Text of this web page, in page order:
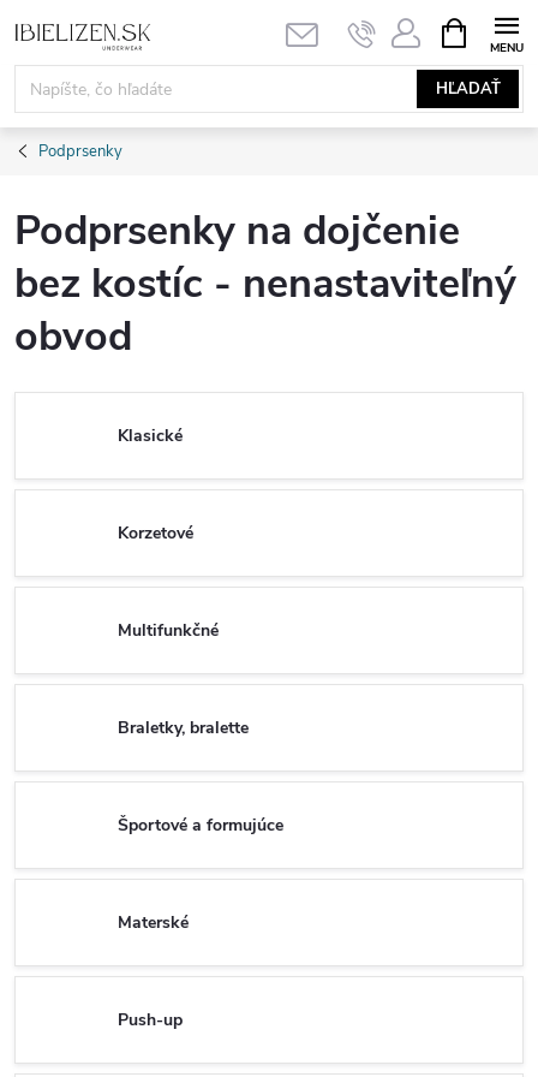
na
obsah
HĽADAŤ
KOŠÍK
Podprsenky
Podprsenky na dojčenie
bez kostíc - nenastaviteľný
obvod
Klasické
Korzetové
Multifunkčné
Braletky, bralette
Športové a formujúce
Materské
Push-up